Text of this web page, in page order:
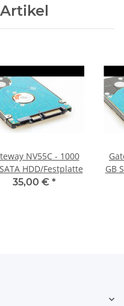
NV55C - 1000
HDD/Festplatte
35,00 € *
GB